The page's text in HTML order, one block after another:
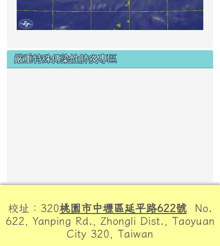
嚴重特殊傳染性肺炎專區
校址：320桃園市中壢區延平路622號 No.
622, Yanping Rd., Zhongli Dist., Taoyuan
City 320, Taiwan